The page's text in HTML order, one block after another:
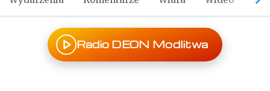
Radio DEON Modlitwa